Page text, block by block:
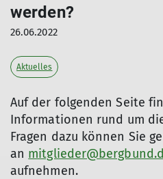
werden?
26.06.2022
Aktuelles
Auf der folgenden Seite
Informationen rund um
Fragen dazu können Sie
an
aufnehmen.